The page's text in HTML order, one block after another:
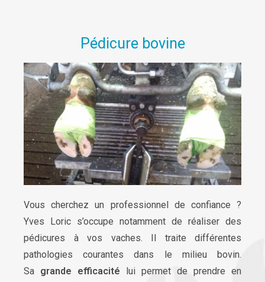
Pédicure bovine
Vous cherchez un professionnel de confiance ?
Yves Loric s’occupe notamment de réaliser des
pédicures à vos vaches. Il traite différentes
pathologies courantes dans le milieu bovin.
Sa grande efficacité lui permet de prendre en